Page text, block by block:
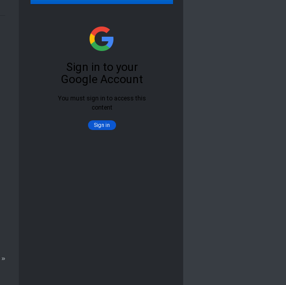
»